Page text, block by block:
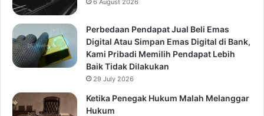
6 August 2026
Perbedaan Pendapat Jual Beli Emas
Digital Atau Simpan Emas Digital di Bank,
Kami Pribadi Memilih Pendapat Lebih
Baik Tidak Dilakukan
29 July 2026
Ketika Penegak Hukum Malah Melanggar
Hukum